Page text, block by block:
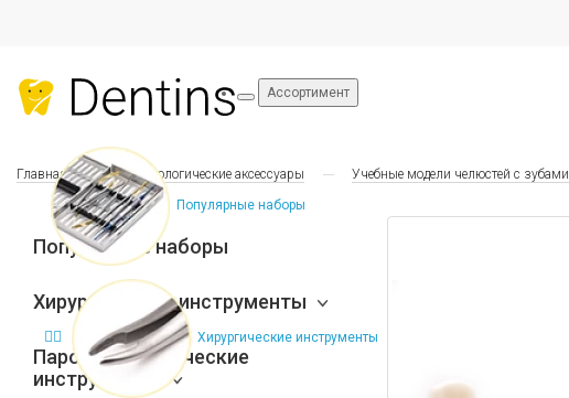
Ассортимент
Популярные наборы
Хирургические инструменты
Главная Стоматологические аксессуары Учебные модели челюстей с зубами
Популярные наборы
Хирургические инструменты
Пародонтологические
инструменты